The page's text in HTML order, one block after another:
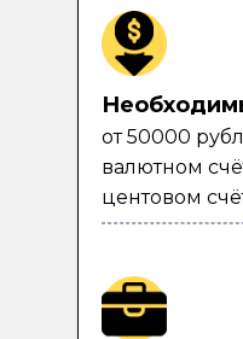
от 50000
валютном
центовом